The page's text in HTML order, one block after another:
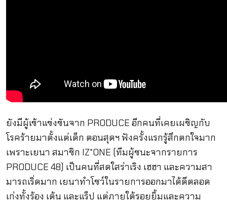
ยังมีผู้เข้าแข่งขันจาก PRODUCE อีกคนที่เคยเผชิญกับ
โรคร้ายมาตั้งแต่เด็ก ตอนสุดฯ ฟังครั้งแรกรู้สึกตกใจมาก
เพราะเยนา สมาชิก IZ*ONE (ทีมผู้ชนะจากรายการ
PRODUCE 48) เป็นคนที่สดใสร่าเริง เฮฮา และความสา
มารถเริ่ดมาก เยนาทำโชว์ในรายการออกมาได้ดีตลอด
เก่งทั้งร้อง เต้น และแร็ป แต่ภายใต้รอยยิ้มและความ